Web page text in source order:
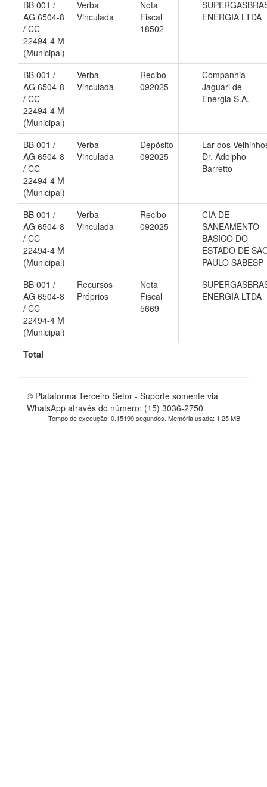
BB 001 /
AG 6504-8
/ CC
22494-4 M
(Municipal)
Verba
Vinculada
Nota
Fiscal
18502
ENERGIA LTDA
BB 001 /
AG 6504-8
/ CC
22494-4 M
(Municipal)
Verba
Vinculada
Recibo
092025
Companhia
Jaguari de
Energia S.A.
BB 001 /
AG 6504-8
/ CC
22494-4 M
(Municipal)
Verba
Vinculada
Depósito
092025
Lar dos
Dr. Adolpho
Barretto
BB 001 /
AG 6504-8
/ CC
22494-4 M
(Municipal)
Verba
Vinculada
Recibo
092025
CIA DE
SANEAMENTO
BASICO DO
ESTADO DE
PAULO SABESP
BB 001 /
AG 6504-8
/ CC
22494-4 M
(Municipal)
Recursos
Próprios
Nota
Fiscal
5669
ENERGIA LTDA
Total
© Plataforma Terceiro Setor - Suporte somente via
WhatsApp através do número: (15) 3036-2750
Tempo de execução: 0.15199 segundos. Memória usada: 1.25 MB